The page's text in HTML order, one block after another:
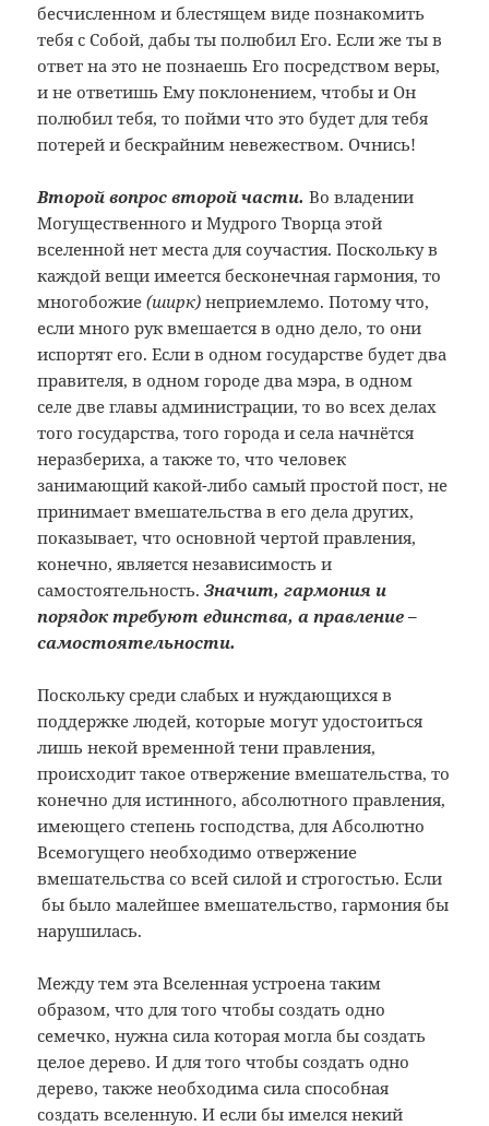
бесчисленном и блестящем виде познакомить
тебя с Собой, дабы ты полюбил Его. Если же ты в
ответ на это не познаешь Его посредством веры,
и не ответишь Ему поклонением, чтобы и Он
полюбил тебя, то пойми что это будет для тебя
потерей и бескрайним невежеством. Очнись!
Второй вопрос второй части. Во владении
Могущественного и Мудрого Творца этой
вселенной нет места для соучастия. Поскольку в
каждой вещи имеется бесконечная гармония, то
многобожие(ширк) неприемлемо. Потому что,
если много рук вмешается в одно дело, то они
испортят его. Если в одном государстве будет два
правителя, в одном городе два мэра, в одном
селе две главы администрации, то во всех делах
того государства, того города и села начнётся
неразбериха, а также то, что человек
занимающий какой-либо самый простой пост, не
принимает вмешательства в его дела других,
показывает, что основной чертой правления,
конечно, является независимость и
самостоятельность.Значит, гармония и
порядок требуют единства, а правление –
самостоятельности.
Поскольку среди слабых и нуждающихся в
поддержке людей, которые могут удостоиться
лишь некой временной тени правления,
происходит такое отвержение вмешательства, то
конечно для истинного, абсолютного правления,
имеющего степень господства, для Абсолютно
Всемогущего необходимо отвержение
вмешательства со всей силой и строгостью. Если
бы было малейшее вмешательство, гармония бы
нарушилась.
Между тем эта Вселенная устроена таким
образом, что для того чтобы создать одно
семечко, нужна сила которая могла бы создать
целое дерево. И для того чтобы создать одно
дерево, также необходима сила способная
создать вселенную. И если бы имелся некий